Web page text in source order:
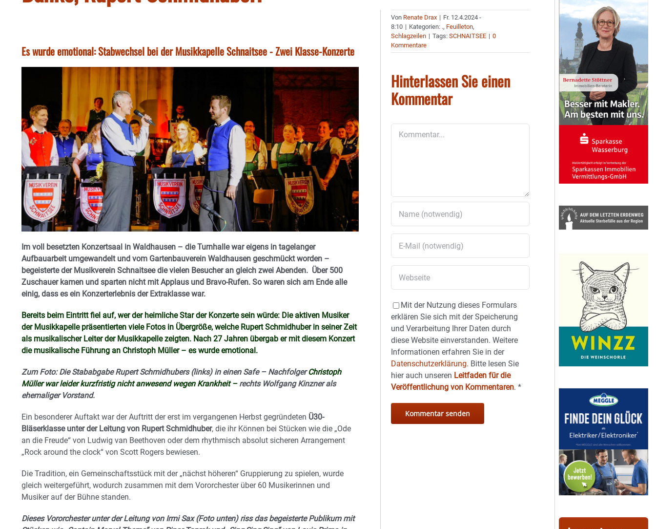
Es wurde emotional: Stabwechsel bei der Musikkapelle Schnaitsee - Zwei Klasse-Konzerte
Im voll besetzten Konzertsaal in Waldhausen – die Turnhalle war eigens in tagelanger
Aufbauarbeit umgewandelt und vom Gartenbauverein Waldhausen geschmückt worden –
begeisterte der Musikverein Schnaitsee die vielen Besucher an gleich zwei Abenden. Über 500
Zuschauer kamen und sparten nicht mit Applaus und Bravo-Rufen. So waren sich am Ende alle
einig, dass es ein Konzerterlebnis der Extraklasse war.
Bereits beim Eintritt fiel auf, wer der heimliche Star der Konzerte sein würde: Die aktiven Musiker
der Musikkapelle präsentierten viele Fotos in Übergröße, welche Rupert Schmidhuber in seiner Zeit
als musikalischer Leiter der Musikkapelle zeigten. Nach 27 Jahren übergab er mit diesem Konzert
die musikalische Führung an Christoph Müller – es wurde emotional.
Zum Foto: Die Stababgabe Rupert Schmidhubers (links) in einen Safe – NachfolgerChristoph
Müller war leider kurzfristig nicht anwesend wegen Krankheit – rechts Wolfgang Kinzner als
ehemaliger Vorstand.
Ein besonderer Auftakt war der Auftritt der erst im vergangenen Herbst gegründeten Ü30-
Bläserklasse unter der Leitung von Rupert Schmidhuber, die ihr Können bei Stücken wie die „Ode
an die Freude“ von Ludwig van Beethoven oder dem rhythmisch absolut sicheren Arrangement
„Rock around the clock“ von Scott Rogers bewiesen.
Die Tradition, ein Gemeinschaftsstück mit der „nächst höheren“ Gruppierung zu spielen, wurde
gleich weitergeführt, wodurch zusammen mit dem Vororchester über 60 Musikerinnen und
Musiker auf der Bühne standen.
Dieses Vororchester unter der Leitung von Irmi Sax (Foto unten) riss das begeisterte Publikum mit
Von Renate Drax | Fr. 12.4.2024 -
8:10 | Kategorien: ., Feuilleton,
Schlagzeilen | Tags:SCHNAITSEE | 0
Kommentare
Hinterlassen Sie einen
Kommentar
Mit der Nutzung dieses Formulars
erklären Sie sich mit der Speicherung
und Verarbeitung Ihrer Daten durch
diese Website einverstanden. Weitere
Informationen erfahren Sie in der
Datenschutzerklärung. Bitte lesen Sie
hier auch unseren Leitfaden für die
Veröffentlichung von Kommentaren.*